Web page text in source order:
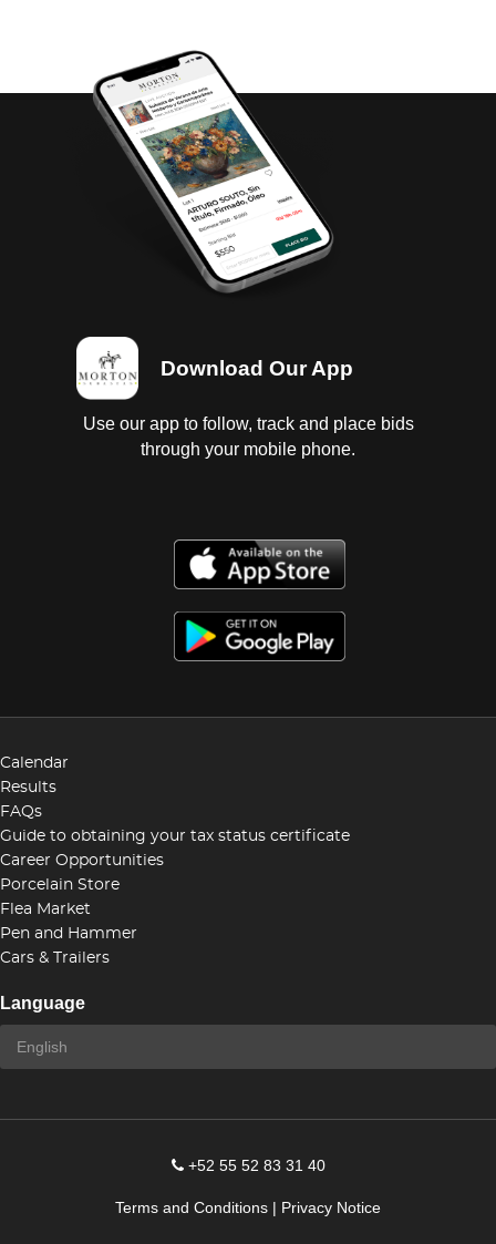
estandar sin probar; interiores regulares vestidura y
tapete rotos; instrumentos regulares, tablero
regular con faltantes; suspensión de amortiguador
sin probar; chasis en regular estado; carrocería con
golpes ligeros, laterales de batea, puertas de cabina,
fascia delantera, salpicadera lado izquierdo y cofre
dañados; 4 llantas con 1/4 de vida.
Download Our App
Use our app to follow, track and place bids
through your mobile phone.
Calendar
Results
FAQs
Guide to obtaining your tax status certificate
Career Opportunities
Porcelain Store
Flea Market
Pen and Hammer
Cars & Trailers
Language
+52 55 52 83 31 40
Terms and Conditions | Privacy Notice